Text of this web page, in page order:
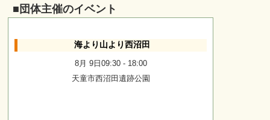
■団体主催のイベント
海より山より西沼田
8月 9日09:30- 18:00
天童市西沼田遺跡公園